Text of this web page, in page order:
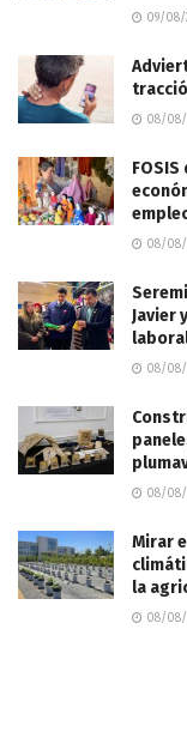
09/08/
08/08/
08/08/
Javier
08/08/
08/08/
Mirar
la
08/08/